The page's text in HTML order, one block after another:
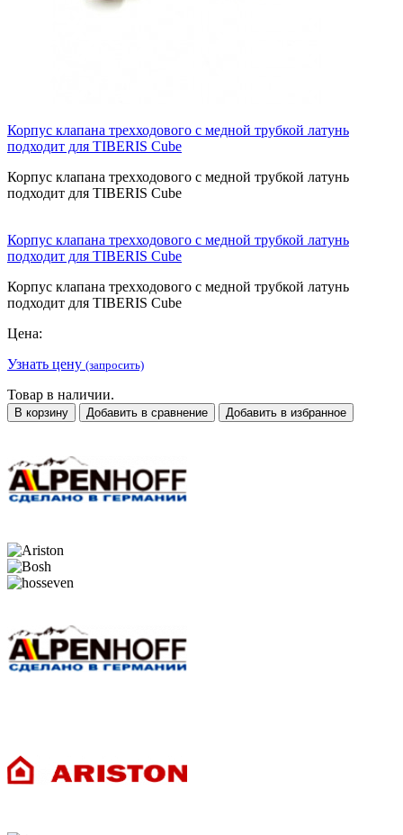
Корпус клапана трехходового с медной трубкой латунь
подходит для TIBERIS Cube
Корпус клапана трехходового с медной трубкой латунь
подходит для TIBERIS Cube
Корпус клапана трехходового с медной трубкой латунь
подходит для TIBERIS Cube
Корпус клапана трехходового с медной трубкой латунь
подходит для TIBERIS Cube
Цена:
Узнать цену (запросить)
Товар в наличии.
В корзину Добавить в сравнение Добавить в избранное